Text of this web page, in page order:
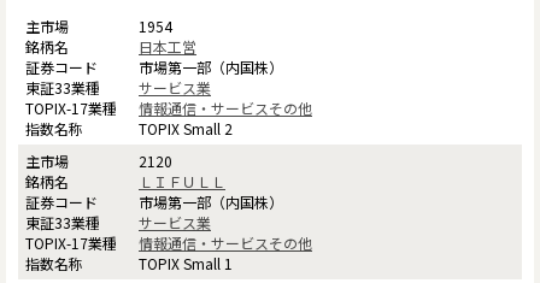
1954
日本工営
市場第一部（内国株）
サービス業
情報通信・サービスその他
TOPIX Small 2
2120
ＬＩＦＵＬＬ
市場第一部（内国株）
サービス業
情報通信・サービスその他
TOPIX Small 1